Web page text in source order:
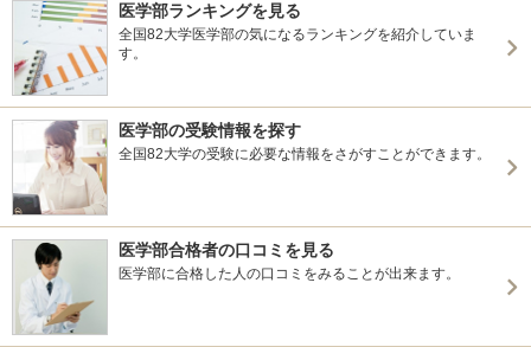
医学部ランキングを見る
全国82大学医学部の気になるランキングを紹介していま
す。
医学部の受験情報を探す
全国82大学の受験に必要な情報をさがすことができます。
医学部合格者の口コミを見る
医学部に合格した人の口コミをみることが出来ます。